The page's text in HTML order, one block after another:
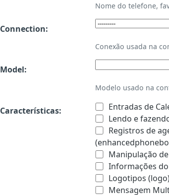
Nome do telefone,
Connection:
Conexão usada na
Model:
Modelo usado na
Características:
Entradas de
Lendo e
Registros de
Manipulação
Informações
Logotipos
Mensagem